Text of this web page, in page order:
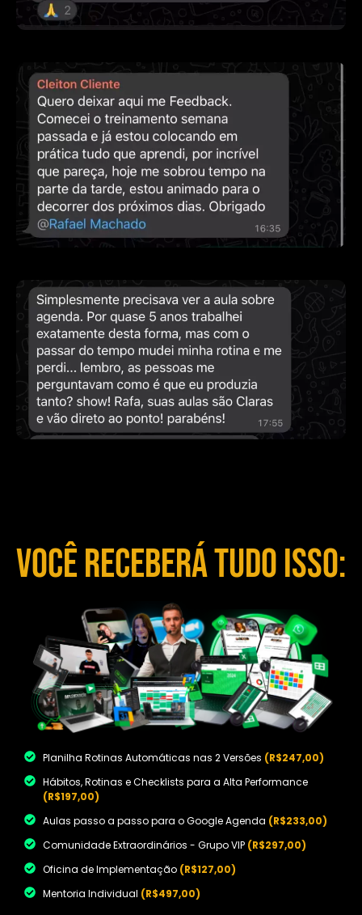
você receberá tudo isso:
Planilha Rotinas Automáticas nas 2 Versões (R$247,00)
Hábitos, Rotinas e Checklists para a Alta Performance
(R$197,00)
Aulas passo a passo para o Google Agenda (R$233,00)
Comunidade Extraordinários - Grupo VIP (R$297,00)
Oficina de Implementação (R$127,00)
Mentoria Individual (R$497,00)